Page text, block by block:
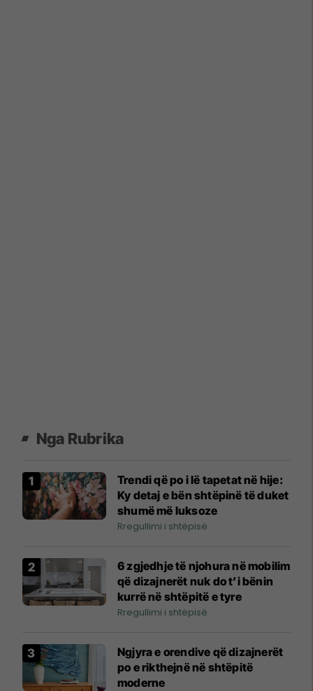
Nga Rubrika
Trendi që po i lë tapetat në hije:
Ky detaj e bën shtëpinë të duket
shumë më luksoze
Rregullimi i shtëpisë
6 zgjedhje të njohura në mobilim
që dizajnerët nuk do t’i bënin
kurrë në shtëpitë e tyre
Rregullimi i shtëpisë
Ngjyra e orendive që dizajnerët
po e rikthejnë në shtëpitë
moderne